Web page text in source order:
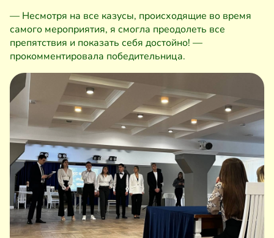
— Несмотря на все казусы, происходящие во время
самого мероприятия, я смогла преодолеть все
препятствия и показать себя достойно! —
прокомментировала победительница.